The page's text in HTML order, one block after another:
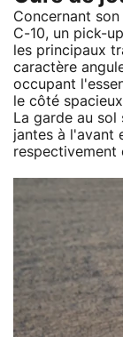
Concernant
C-10, un pick-
les principaux
caractère
occupant
le côté
La garde au
jantes à l'avant
respectivement